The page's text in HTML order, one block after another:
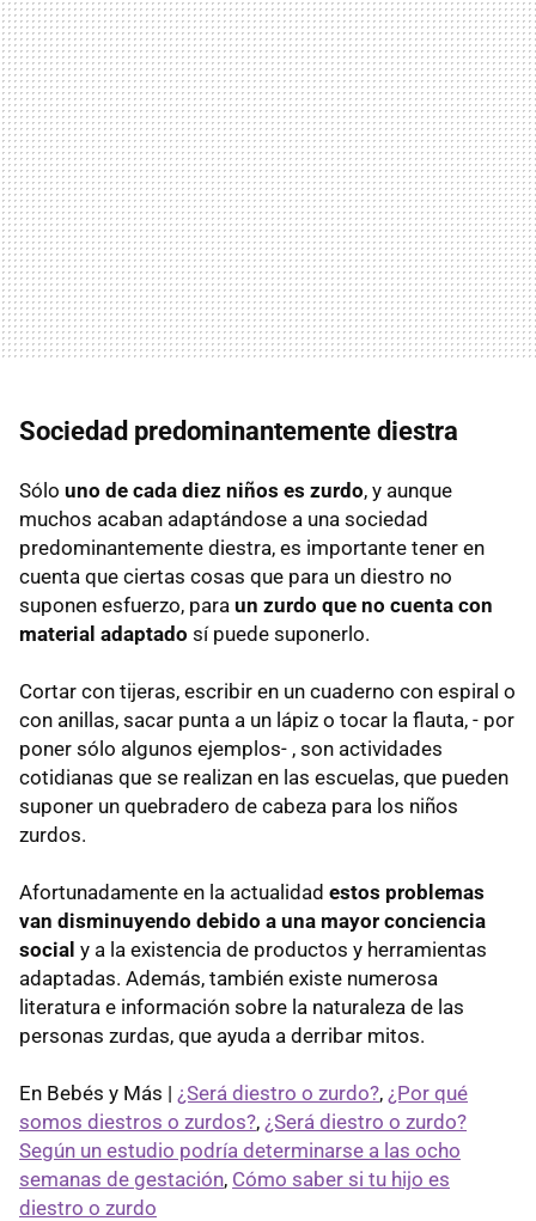
Sociedad predominantemente diestra
Sólo uno de cada diez niños es zurdo, y aunque
muchos acaban adaptándose a una sociedad
predominantemente diestra, es importante tener en
cuenta que ciertas cosas que para un diestro no
suponen esfuerzo, para un zurdo que no cuenta con
material adaptado sí puede suponerlo.
Cortar con tijeras, escribir en un cuaderno con espiral o
con anillas, sacar punta a un lápiz o tocar la flauta, - por
poner sólo algunos ejemplos- , son actividades
cotidianas que se realizan en las escuelas, que pueden
suponer un quebradero de cabeza para los niños
zurdos.
Afortunadamente en la actualidad estos problemas
van disminuyendo debido a una mayor conciencia
social y a la existencia de productos y herramientas
adaptadas. Además, también existe numerosa
literatura e información sobre la naturaleza de las
personas zurdas, que ayuda a derribar mitos.
En Bebés y Más | ¿Será diestro o zurdo?, ¿Por qué
somos diestros o zurdos?, ¿Será diestro o zurdo?
Según un estudio podría determinarse a las ocho
semanas de gestación, Cómo saber si tu hijo es
diestro o zurdo